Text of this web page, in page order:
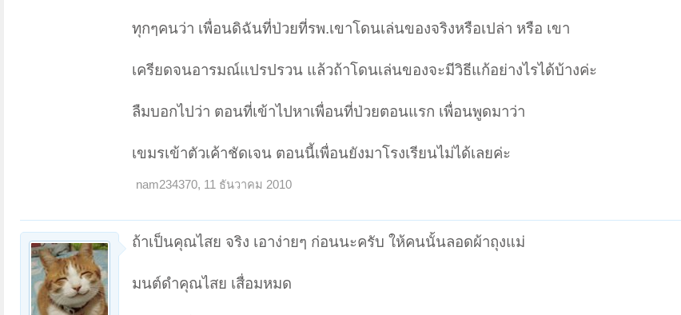
ทุกๆคนว่า เพื่อนดิฉันที่ป่วยที่รพ.เขาโดนเล่นของจริงหรือเปล่า หรือ เขา
เครียดจนอารมณ์แปรปรวน แล้วถ้าโดนเล่นของจะมีวิธีแก้อย่างไรได้บ้างค่ะ
ลืมบอกไปว่า ตอนที่เข้าไปหาเพื่อนที่ป่วยตอนแรก เพื่อนพูดมาว่า
เขมรเข้าตัวเค้าชัดเจน ตอนนี้เพื่อนยังมาโรงเรียนไม่ได้เลยค่ะ
nam234370, 11 ธันวาคม 2010
ถ้าเป็นคุณไสย จริง เอาง่ายๆ ก่อนนะครับ ให้คนนั้นลอดผ้าถุงแม่
มนต์ดำคุณไสย เสื่อมหมด